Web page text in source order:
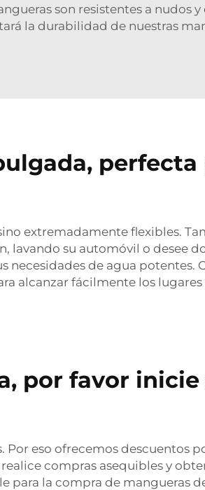
son resistentes a nudos
la durabilidad de nuestras
perfecta
extremadamente flexibles.
lavando su automóvil o desee
necesidades de agua
alcanzar fácilmente los
por favor
eso ofrecemos descuentos
compras asequibles y
para la compra de mangueras